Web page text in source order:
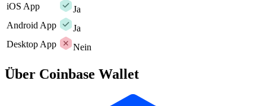
iOS App
Ja
Android App
Ja
Desktop App
Nein
Über Coinbase Wallet